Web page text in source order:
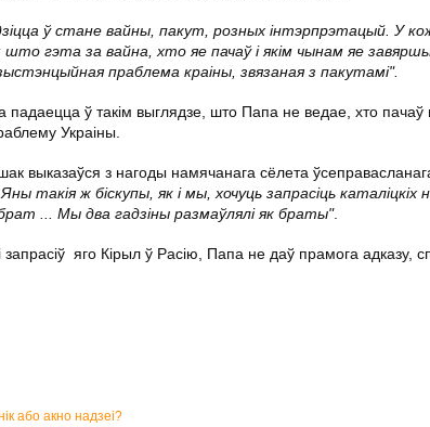
ў стане вайны, пакут, розных інтэрпрэтацый. У
гэта за вайна, хто яе пачаў і якім чынам яе
праблема краіны, звязаная з пакутамі".
падаецца ў такім выглядзе, што Папа не ведае, хто
Украіны.
выказаўся з нагоды намячанага сёлета
такія ж біскупы, як і мы, хочуць запрасіць каталіцкіх
... Мы два гадзіны размаўлялі як браты".
яго Кірыл ў Расію, Папа не даў прамога адказу,
або акно надзеі?